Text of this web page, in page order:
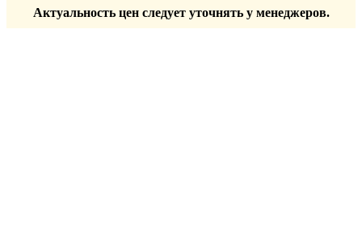
Актуальность цен следует уточнять у менеджеров.